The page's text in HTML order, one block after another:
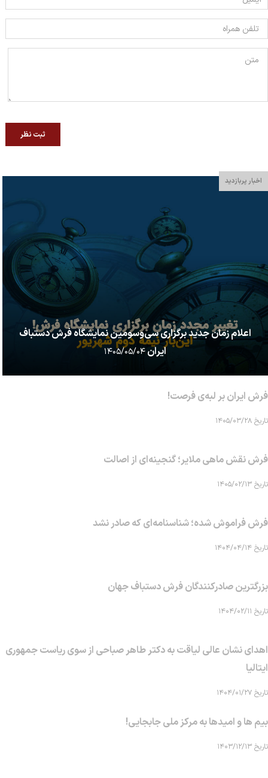
ثبت نظر
اخبار پربازدید
اعلام زمان جدید برگزاری سی‌وسومین نمایشگاه فرش دستباف
ایران۱۴۰۵/۰۵/۰۴
فرش ایران بر لبه‌ی فرصت!
تاریخ ۱۴۰۵/۰۳/۲۸
فرش نقش ماهی‌ ملایر؛ گنجینه‌ای از اصالت
تاریخ ۱۴۰۵/۰۲/۱۳
فرش فراموش شده؛ شناسنامه‌ای که صادر نشد
تاریخ ۱۴۰۴/۰۴/۱۴
بزرگترین صادرکنندگان فرش دستباف جهان
تاریخ ۱۴۰۴/۰۲/۱۱
اهدای نشان عالی لیاقت به دکتر طاهر صباحی از سوی ریاست جمهوری
ایتالیا
تاریخ ۱۴۰۴/۰۱/۲۷
بیم ها و امیدها به مرکز ملی جابجایی!
تاریخ ۱۴۰۳/۱۲/۱۳